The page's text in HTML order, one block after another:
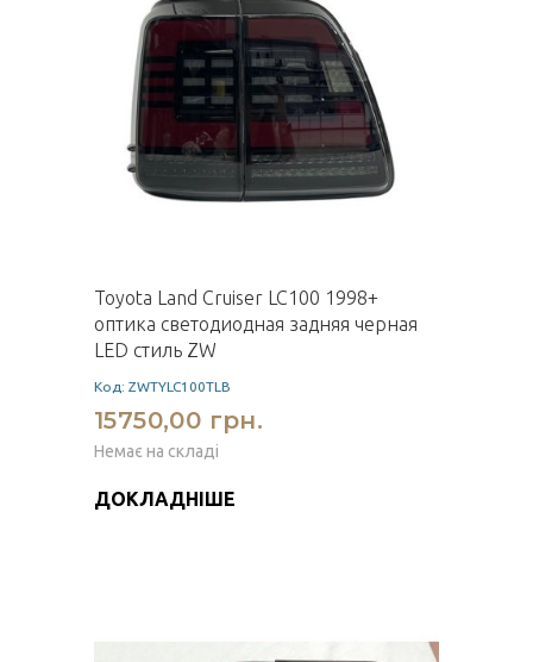
Toyota Land Cruiser LC100 1998+
оптика светодиодная задняя черная
LED стиль ZW
Код: ZWTYLC100TLB
15750,00 грн.
Немає на складі
ДОКЛАДНІШЕ